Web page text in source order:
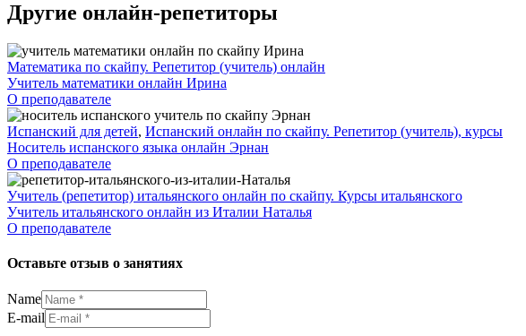
Другие онлайн-репетиторы
Математика по скайпу. Репетитор (учитель) онлайн
Учитель математики онлайн Ирина
О преподавателе
Испанский для детей, Испанский онлайн по скайпу. Репетитор (учитель), курсы
Носитель испанского языка онлайн Эрнан
О преподавателе
Учитель (репетитор) итальянского онлайн по скайпу. Курсы итальянского
Учитель итальянского онлайн из Италии Наталья
О преподавателе
Оставьте отзыв о занятиях
Name
E-mail